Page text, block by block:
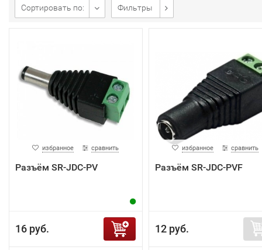
Сортировать по: Фильтры
избранное сравнить
Разъём SR-JDC-PV
16 руб.
избранное сравнить
Разъём SR-JDC-PVF
12 руб.